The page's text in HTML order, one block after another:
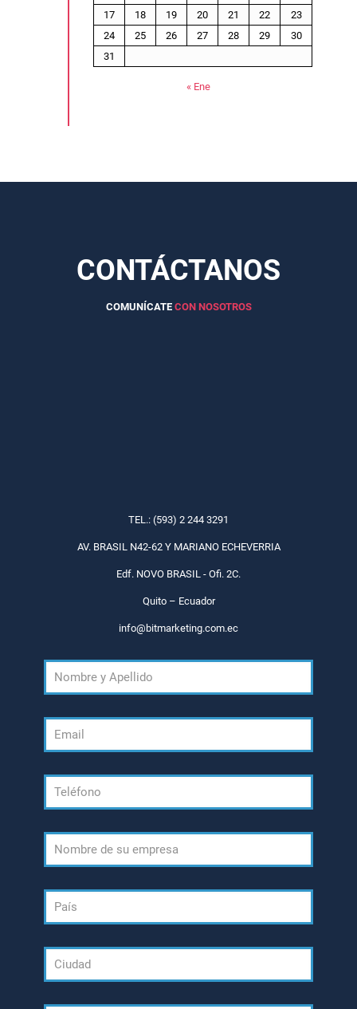
17
18 19 20 21 22
23
24
25 26 27 28 29
30
31
« Ene
CONTÁCTANOS
COMUNÍCATE CON NOSOTROS
TEL.: (593) 2 244 3291
AV. BRASIL N42-62 Y MARIANO ECHEVERRIA
Edf. NOVO BRASIL - Ofi. 2C.
Quito – Ecuador
info@bitmarketing.com.ec